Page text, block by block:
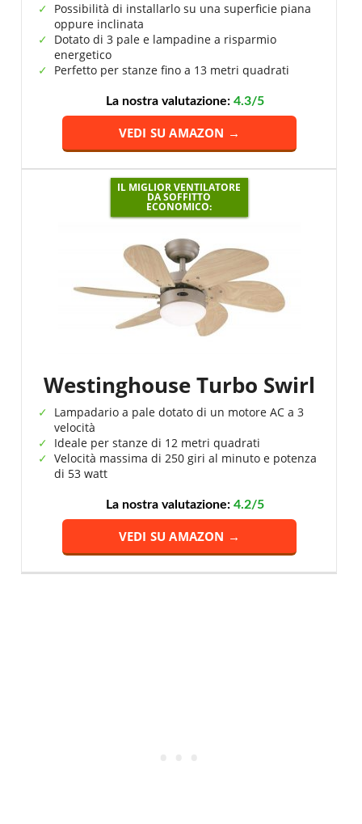
Possibilità di installarlo su una superficie piana
oppure inclinata
Dotato di 3 pale e lampadine a risparmio
energetico
Perfetto per stanze fino a 13 metri quadrati
La nostra valutazione: 4.3/5
VEDI SU AMAZON →
IL MIGLIOR VENTILATORE
DA SOFFITTO
ECONOMICO:
Westinghouse Turbo Swirl
Lampadario a pale dotato di un motore AC a 3
velocità
Ideale per stanze di 12 metri quadrati
Velocità massima di 250 giri al minuto e potenza
di 53 watt
La nostra valutazione: 4.2/5
VEDI SU AMAZON →